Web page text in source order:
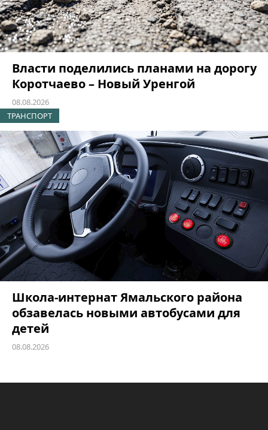
Власти поделились планами на дорогу
Коротчаево – Новый Уренгой
08.08.2026
ТРАНСПОРТ
Школа-интернат Ямальского района
обзавелась новыми автобусами для
детей
08.08.2026